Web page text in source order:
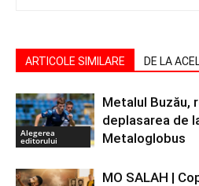
ARTICOLE SIMILARE DE LA
Alegerea
editorului
Metalul Buzău,
deplasarea de
Metaloglobus
MO SALAH |